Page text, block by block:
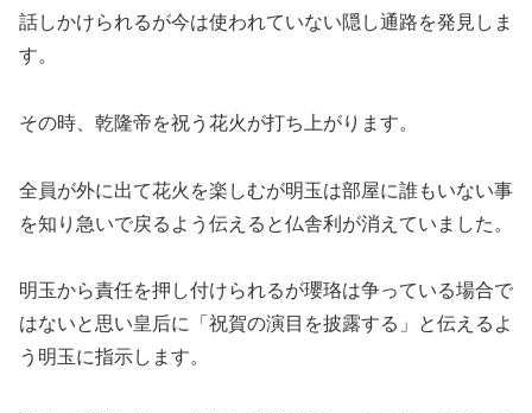
話しかけられるが今は使われていない隠し通路を発見しま
す。
その時、乾隆帝を祝う花火が打ち上がります。
全員が外に出て花火を楽しむが明玉は部屋に誰もいない事
を知り急いで戻るよう伝えると仏舎利が消えていました。
明玉から責任を押し付けられるが瓔珞は争っている場合で
はないと思い皇后に「祝賀の演目を披露する」と伝えるよ
う明玉に指示します。